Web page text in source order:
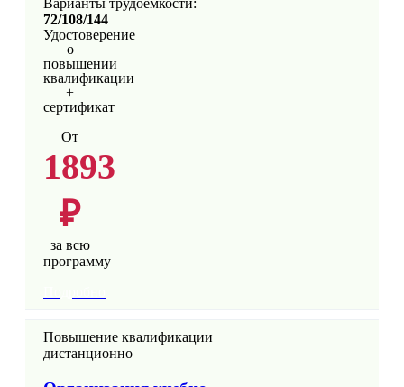
72/108/144
Удостоверение
о
повышении
квалификации
+
сертификат
От
1893
₽
за всю
программу
Повышение квалификации
дистанционно